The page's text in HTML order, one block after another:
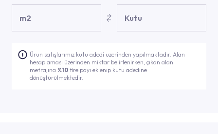
m2 Kutu
Ürün satışlarımız kutu adedi üzerinden yapılmaktadır. Alan
hesaplaması üzerinden miktar belirlenirken, çıkan alan
metrajına %10fire payı eklenip kutu adedine
dönüştürülmektedir.